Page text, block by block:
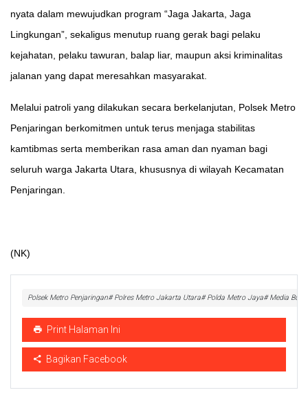
nyata dalam mewujudkan program “Jaga Jakarta, Jaga
Lingkungan”, sekaligus menutup ruang gerak bagi pelaku
kejahatan, pelaku tawuran, balap liar, maupun aksi kriminalitas
jalanan yang dapat meresahkan masyarakat.
Melalui patroli yang dilakukan secara berkelanjutan, Polsek Metro
Penjaringan berkomitmen untuk terus menjaga stabilitas
kamtibmas serta memberikan rasa aman dan nyaman bagi
seluruh warga Jakarta Utara, khususnya di wilayah Kecamatan
Penjaringan.
(NK)
Polsek Metro Penjaringan# Polres Metro Jakarta Utara# Polda Metro Jaya# Media
Print Halaman Ini
Bagikan Facebook